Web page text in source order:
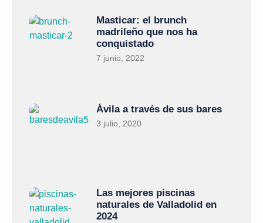
Masticar: el brunch
madrileño que nos ha
conquistado
7 junio, 2022
Ávila a través de sus bares
3 julio, 2020
Las mejores piscinas
naturales de Valladolid en
2024